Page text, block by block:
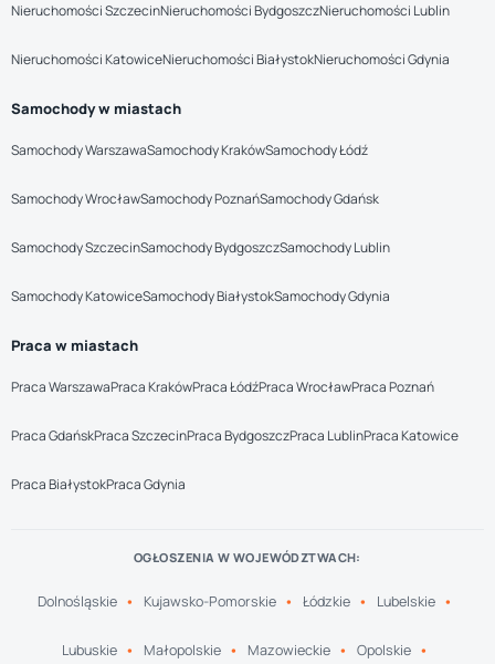
Nieruchomości SzczecinNieruchomości BydgoszczNieruchomości Lublin
Nieruchomości KatowiceNieruchomości BiałystokNieruchomości Gdynia
Samochody w miastach
Samochody WarszawaSamochody KrakówSamochody Łódź
Samochody WrocławSamochody PoznańSamochody Gdańsk
Samochody SzczecinSamochody BydgoszczSamochody Lublin
Samochody KatowiceSamochody BiałystokSamochody Gdynia
Praca w miastach
Praca WarszawaPraca KrakówPraca ŁódźPraca WrocławPraca Poznań
Praca GdańskPraca SzczecinPraca BydgoszczPraca LublinPraca Katowice
Praca BiałystokPraca Gdynia
OGŁOSZENIA W WOJEWÓDZTWACH:
Dolnośląskie Kujawsko-Pomorskie Łódzkie Lubelskie
Lubuskie Małopolskie Mazowieckie Opolskie